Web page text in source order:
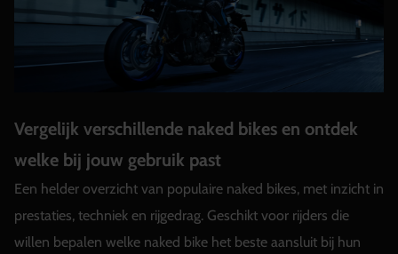
Vergelijk verschillende naked bikes en ontdek
welke bij jouw gebruik past
Een helder overzicht van populaire naked bikes, met inzicht in
prestaties, techniek en rijgedrag. Geschikt voor rijders die
willen bepalen welke naked bike het beste aansluit bij hun